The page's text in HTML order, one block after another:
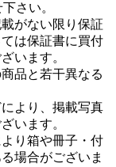
さい。
がない限り保証
は保証書に買付
います。
品と若干異なる
より、掲載写真
います。
り箱や冊子・付
場合がございま